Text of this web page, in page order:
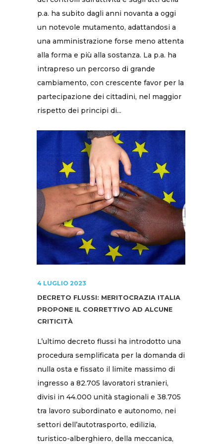
p.a. ha subito dagli anni novanta a oggi
un notevole mutamento, adattandosi a
una amministrazione forse meno attenta
alla forma e più alla sostanza. La p.a. ha
intrapreso un percorso di grande
cambiamento, con crescente favor per la
partecipazione dei cittadini, nel maggior
rispetto dei principi di...
4 LUGLIO 2023
DECRETO FLUSSI: MERITOCRAZIA ITALIA
PROPONE IL CORRETTIVO AD ALCUNE
CRITICITÀ
L’ultimo decreto flussi ha introdotto una
procedura semplificata per la domanda di
nulla osta e fissato il limite massimo di
ingresso a 82.705 lavoratori stranieri,
divisi in 44.000 unità stagionali e 38.705
tra lavoro subordinato e autonomo, nei
settori dell’autotrasporto, edilizia,
turistico-alberghiero, della meccanica,